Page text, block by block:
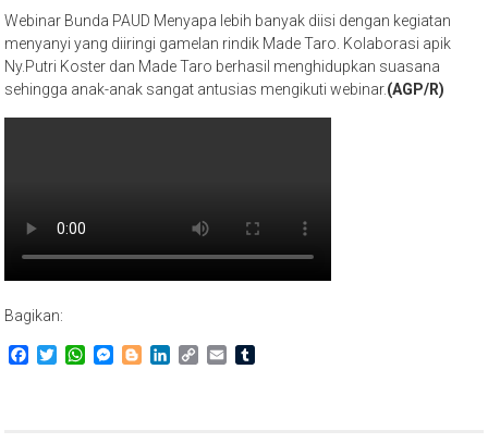
Webinar Bunda PAUD Menyapa lebih banyak diisi dengan kegiatan
menyanyi yang diiringi gamelan rindik Made Taro. Kolaborasi apik
Ny.Putri Koster dan Made Taro berhasil menghidupkan suasana
sehingga anak-anak sangat antusias mengikuti webinar.(AGP/R)
Bagikan:
Facebook
TwitterWhatsApp
Messenger
BloggerLinkedIn
CopyEmail